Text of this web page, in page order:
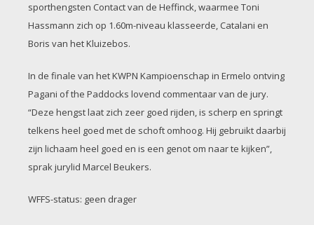
sporthengsten Contact van de Heffinck, waarmee Toni
Hassmann zich op 1.60m-niveau klasseerde, Catalani en
Boris van het Kluizebos.
In de finale van het KWPN Kampioenschap in Ermelo ontving
Pagani of the Paddocks lovend commentaar van de jury.
“Deze hengst laat zich zeer goed rijden, is scherp en springt
telkens heel goed met de schoft omhoog. Hij gebruikt daarbij
zijn lichaam heel goed en is een genot om naar te kijken”,
sprak jurylid Marcel Beukers.
WFFS-status: geen drager